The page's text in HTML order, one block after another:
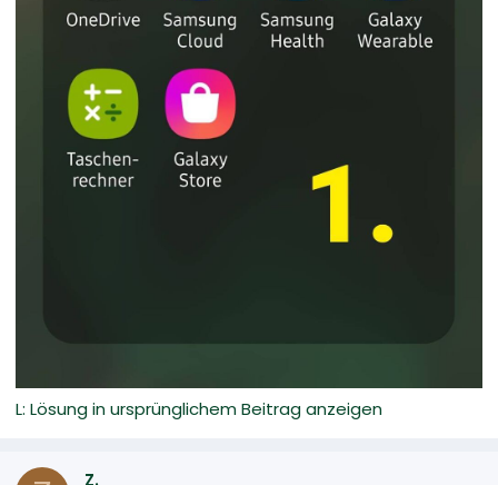
L: Lösung in ursprünglichem Beitrag anzeigen
Z.